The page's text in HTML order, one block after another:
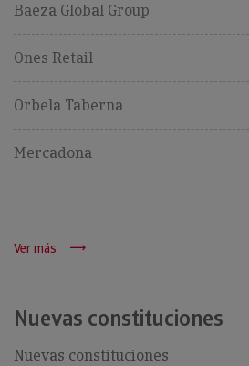
Baeza Global Group
Ones Retail
Orbela Taberna
Mercadona
Ver más
Nuevas constituciones
Nuevas constituciones